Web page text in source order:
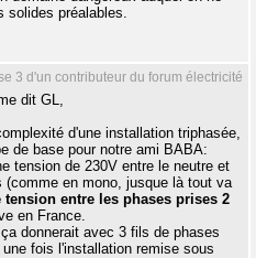
préalables.
3 d'un contributeur du forum électricité
dit GL,
d'une installation triphasée,
de base pour notre ami BABA:
tension de 230V entre le neutre et
(comme en mono, jusque là tout va
tension entre les phases prises 2
en France.
donnerait avec 3 fils de phases
fois l'installation remise sous